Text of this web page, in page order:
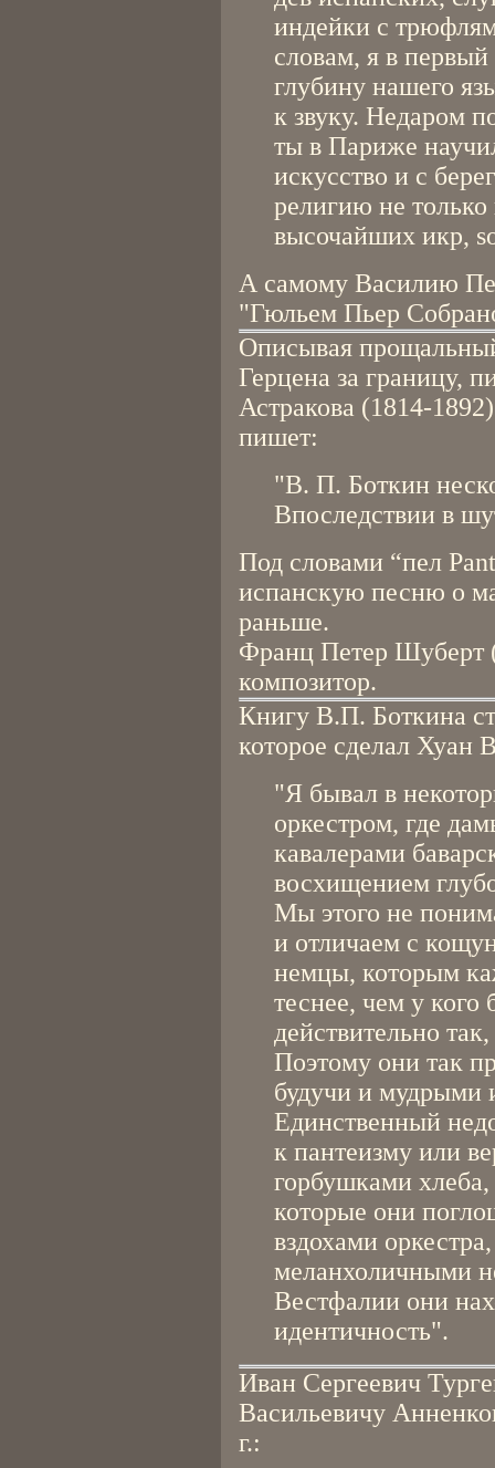
индейки с
словам, я в
глубину нашего
к звуку. Недаром
ты в Париже
искусство и с
религию не
высочайших икр,
А самому Василию
"Гюльем Пьер
Описывая
Герцена за границу,
Астракова (1814-
пишет:
"В. П. Боткин
Впоследствии в
Под словами “пел
испанскую песню о
раньше.
Франц Петер Шуберт
композитор.
Книгу В.П. Боткина
которое сделал Хуан
"Я бывал в
оркестром, где
кавалерами
восхищением
Мы этого не
и отличаем с
немцы, которым
теснее, чем у
действительно
Поэтому они так
будучи и мудрыми
Единственный
к пантеизму или
горбушками
которые они
вздохами
меланхоличными
Вестфалии они
идентичность".
Иван Сергеевич
Васильевичу
г.: